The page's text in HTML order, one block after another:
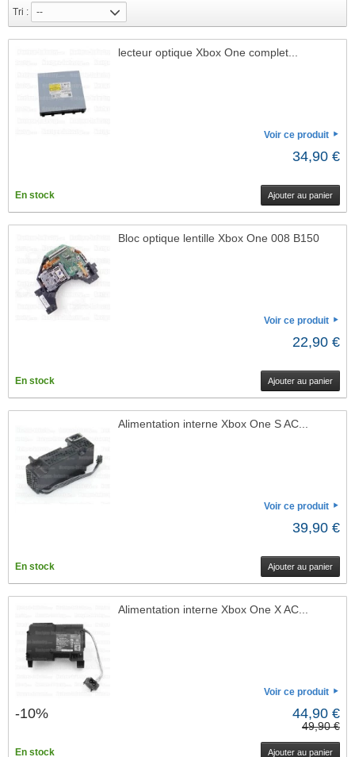
Changer mes préférences
Tri : --
lecteur optique Xbox One complet...
Voir ce produit
34,90 €
En stock Ajouter au panier
Bloc optique lentille Xbox One 008 B150
Voir ce produit
22,90 €
En stock Ajouter au panier
Alimentation interne Xbox One S AC...
Voir ce produit
39,90 €
En stock Ajouter au panier
Alimentation interne Xbox One X AC...
Voir ce produit
-10% 44,90 €
49,90 €
En stock Ajouter au panier